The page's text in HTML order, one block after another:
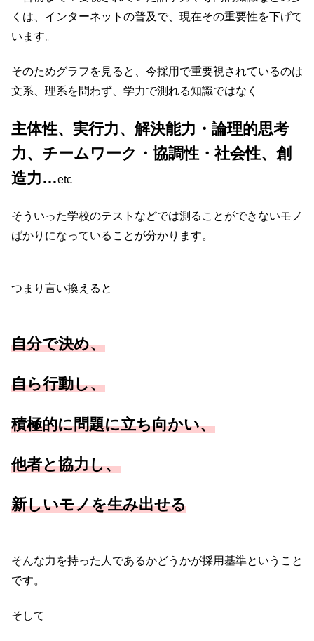
くは、インターネットの普及で、現在その重要性を下げて
います。
そのためグラフを見ると、今採用で重要視されているのは
文系、理系を問わず、学力で測れる知識ではなく
主体性、実行力、解決能力・論理的思考
力、チームワーク・協調性・社会性、創
造力…etc
そういった学校のテストなどでは測ることができないモノ
ばかりになっていることが分かります。
つまり 言い換えると
自分で決め、
自ら行動し、
積極的に問題に立ち向かい、
他者と協力し、
新しいモノを生み出せる
そんな力を持った人であるかどうかが採用基準ということ
です。
そして